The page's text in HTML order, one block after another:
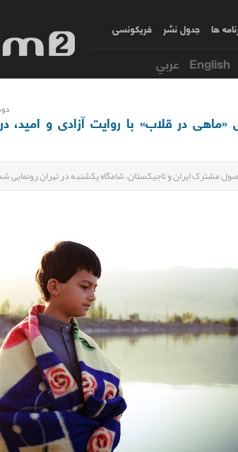
ها جدول نشر فریکونسی
English عربي
دوشنبه
«ماهی در قلاب» با روایت آزادی و امید،
مشترک ایران و تاجیکستان، شامگاه یکشنبه در تهران رونمایی